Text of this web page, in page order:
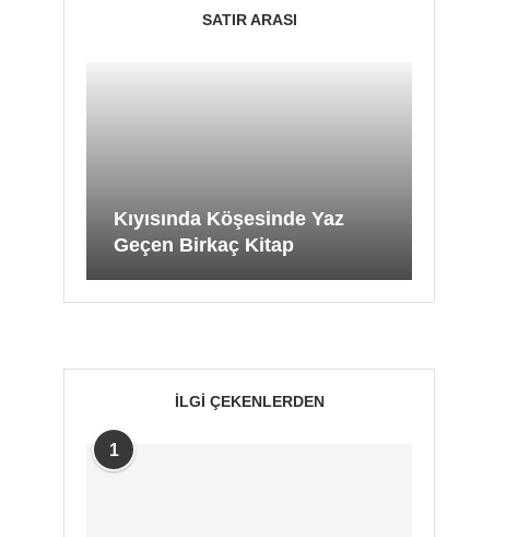
SATIR ARASI
Kıyısında Köşesinde Yaz
Geçen Birkaç Kitap
İLGI ÇEKENLERDEN
1